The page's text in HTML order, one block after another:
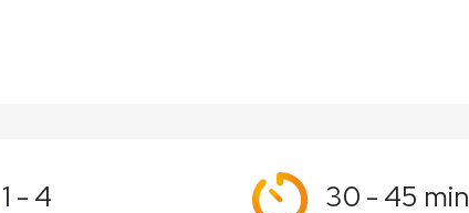
1 - 4 30 - 45 min